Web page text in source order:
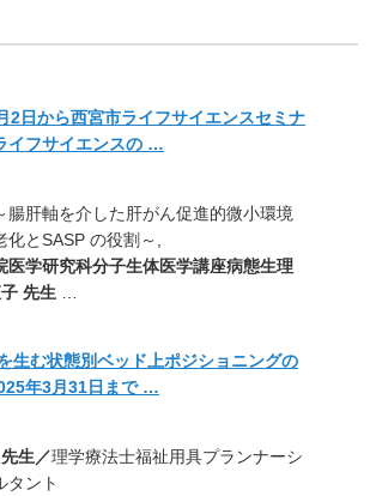
2日から西宮市ライフサイエンスセミナ
イフサイエンスの …
腸肝軸を介した肝がん促進的微小環境
化とSASP の役割～,
医学研究科分子生体医学講座病態生理
先生
生む状態別ベッド上ポジショニングの
年3月31日まで …
生／理学療法士福祉用具プランナーシ
タント